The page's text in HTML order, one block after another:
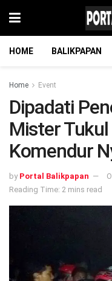
HOME BALIKPAPAN
Home Event
Dipadati
Mister
Komendur
by Portal Balikpapan
Reading Time: 2 mins read